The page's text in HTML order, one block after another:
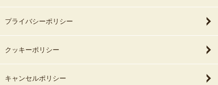
プライバシーポリシー
クッキーポリシー
キャンセルポリシー